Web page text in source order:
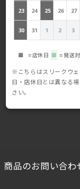
23 24 25 26 27
30 31 1 2 3
■ =店休日 ■ =発送
※こちらはスリークウ
日・店休日とは異なる
さい。
商品のお問い合